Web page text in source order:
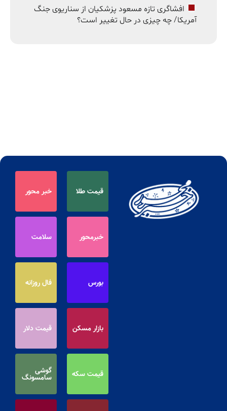
افشاگری تازه مسعود پزشکیان از سناریوی جنگ
آمریکا/ چه چیزی در حال تغییر است؟
قیمت طلا خبر محور
خبرمحور سلامت
بورس فال روزانه
بازار مسکن قیمت دلار
قیمت سکه گوشی
سامسونگ